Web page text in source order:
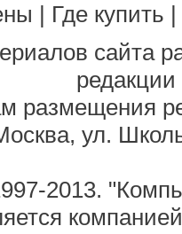
| Где купить |
сайта
размещения
ул.
2013.